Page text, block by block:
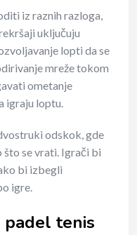
iz raznih razloga,
uključuju
lopti da se
mreže tokom
ometanje
igraju loptu.
odskok, gde
što se vrati. Igrači bi
bi izbegli
igre.
padel tenis